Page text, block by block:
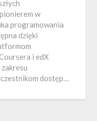
w
programowania
dzięki
i edX
dostęp…